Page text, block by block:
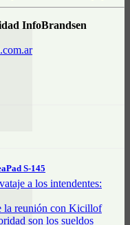
S-145
InfoBrandsen
a los intendentes:
la reunión con Kicillof
son los sueldos